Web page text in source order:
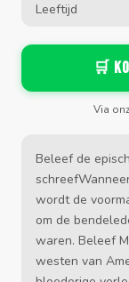
Leeftijd
🛒
Via
Beleef de
wordt de
om de
waren. Beleef
westen van